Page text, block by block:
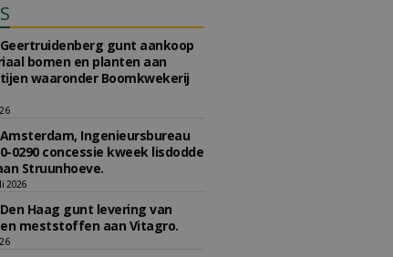
gunt aankoop
bomen en planten aan
waaronder Boomkwekerij
Ingenieursbureau
0290 concessie kweek lisdodde
Struunhoeve.
2026
Haag gunt levering van
meststoffen aan Vitagro.